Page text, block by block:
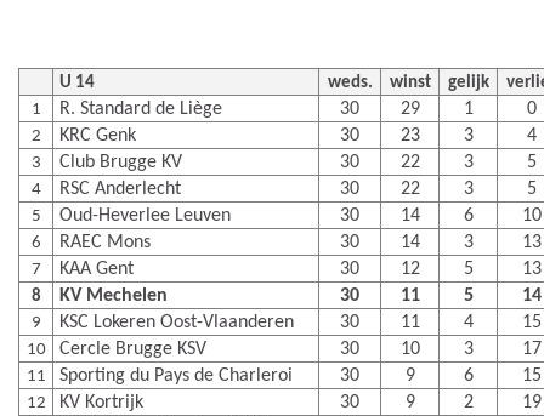
U 14 weds. winst gelijk
1
R. Standard de Liège 30 29 1 0
2 KRC Genk 30 23 3 4
3 Club Brugge KV 30 22 3 5
4 RSC Anderlecht 30 22 3 5
5 Oud-Heverlee Leuven 30 14 6 10
6 RAEC Mons 30 14 3 13
7 KAA Gent 30 12 5 13
8 KV Mechelen 30 11 5 14
9 KSC Lokeren Oost-Vlaanderen 30 11 4 15
10 Cercle Brugge KSV 30 10 3 17
11 Sporting du Pays de Charleroi 30 9 6 15
12 KV Kortrijk 30 9 2 19